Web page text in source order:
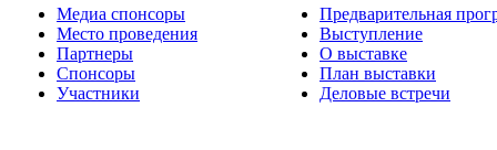
Медиа спонсоры
Место проведения
Партнеры
Спонсоры
Участники
Предварительная
Выступление
О выставке
План выставки
Деловые встречи